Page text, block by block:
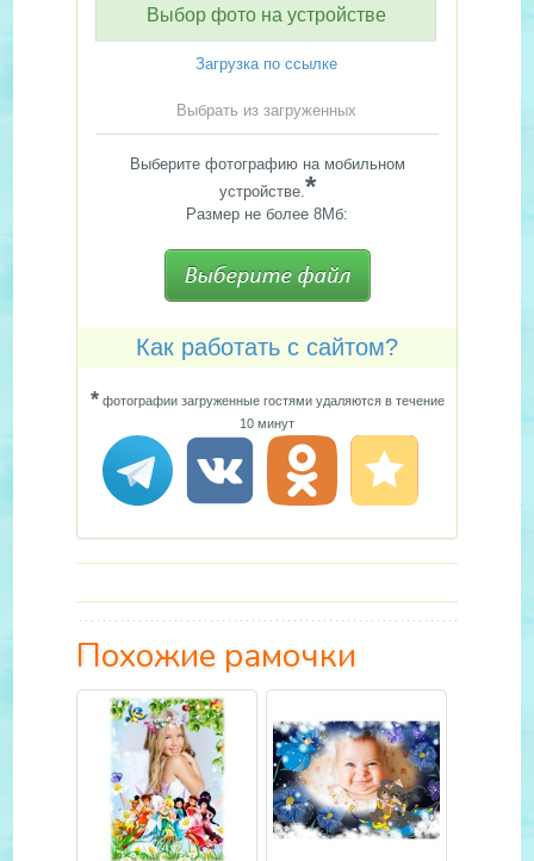
Выбор фото на устройстве
Загрузка по ссылке
Выбрать из загруженных
Выберите фотографию на мобильном
устройстве.*
Размер не более 8Мб:
Как работать с сайтом?
*фотографии загруженные гостями удаляются в течение
10 минут
Похожие рамочки